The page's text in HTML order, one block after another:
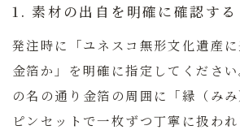
1. 素材の出自を明確に確認する
発注時に「ユネスコ無形文化遺産
金箔か」を明確に指定してくださ
の名の通り金箔の周囲に「縁（み
ピンセットで一枚ずつ丁寧に扱わ